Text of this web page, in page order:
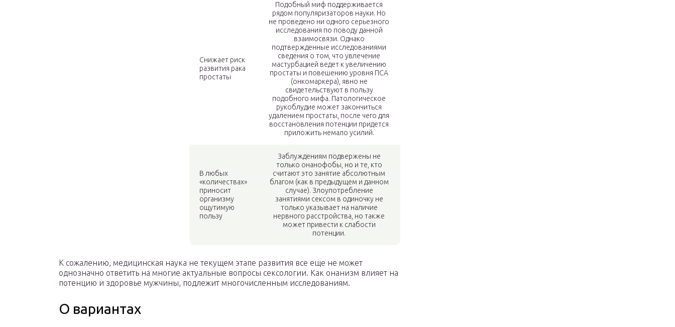
Снижает риск
развития рака
простаты
Подобный миф поддерживается
рядом популяризаторов науки. Но
не проведено ни одного серьезного
исследования по поводу данной
взаимосвязи. Однако
подтвержденные исследованиями
сведения о том, что увлечение
мастурбацией ведет к увеличению
простаты и повешению уровня ПСА
(онкомаркера), явно не
свидетельствуют в пользу
подобного мифа. Патологическое
рукоблудие может закончиться
удалением простаты, после чего для
восстановления потенции придется
приложить немало усилий.
В любых
«количествах»
приносит
организму
ощутимую
пользу
Заблуждениям подвержены не
только онанофобы, но и те, кто
считают это занятие абсолютным
благом (как в предыдущем и данном
случае). Злоупотребление
занятиями сексом в одиночку не
только указывает на наличие
нервного расстройства, но также
может привести к слабости
потенции.
К сожалению, медицинская наука не текущем этапе развития все еще не может
однозначно ответить на многие актуальные вопросы сексологии. Как онанизм влияет на
потенцию и здоровье мужчины, подлежит многочисленным исследованиям.
О вариантах